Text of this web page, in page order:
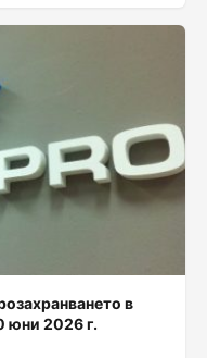
в
юни 2026 г.